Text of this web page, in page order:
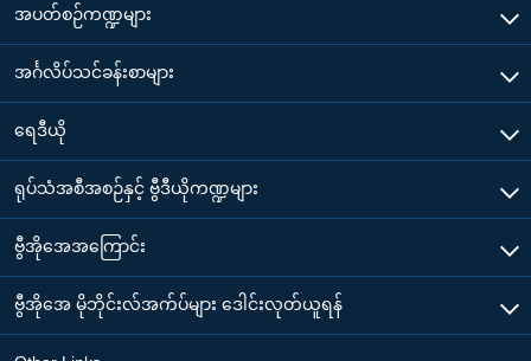
အပတ်စဉ်ကဏ္ဍများ
အင်္ဂလိပ်သင်ခန်းစာများ
ရေဒီယို
ရုပ်သံအစီအစဉ်နှင့် ဗွီဒီယိုကဏ္ဍများ
ဗွီအိုအေအကြောင်း
ဗွီအိုအေ မိုဘိုင်းလ်အက်ပ်များ ဒေါင်းလုတ်ယူရန်